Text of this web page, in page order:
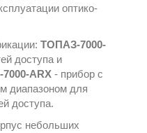
оптико-
ТОПАЗ-7000-
доступа и
ARX - прибор с
диапазоном для
доступа.
небольших